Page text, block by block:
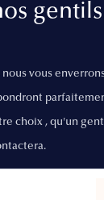
vous
choix , qu'un